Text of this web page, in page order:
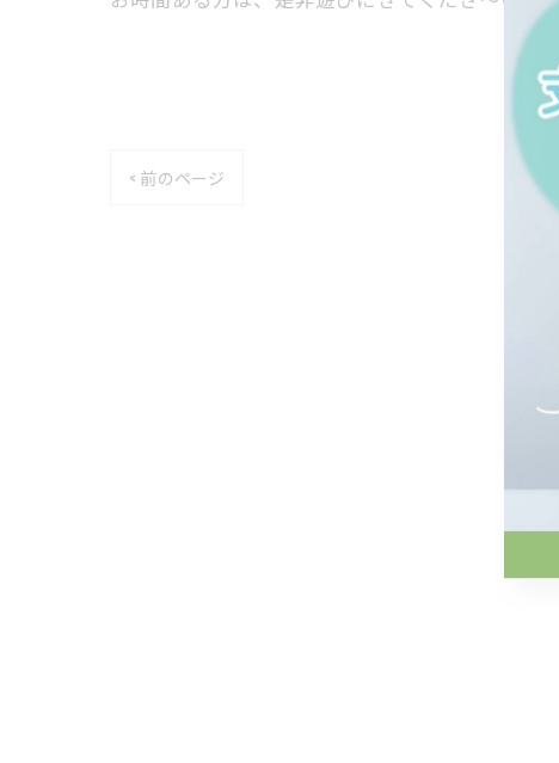
< 前のページ